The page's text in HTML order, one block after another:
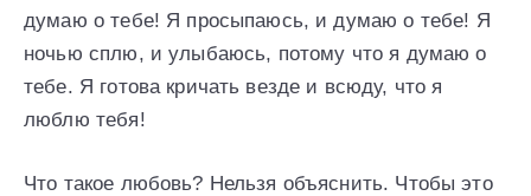
думаю о тебе! Я просыпаюсь, и думаю о тебе! Я
ночью сплю, и улыбаюсь, потому что я думаю о
тебе. Я готова кричать везде и всюду, что я
люблю тебя!
Что такое любовь? Нельзя объяснить. Чтобы это